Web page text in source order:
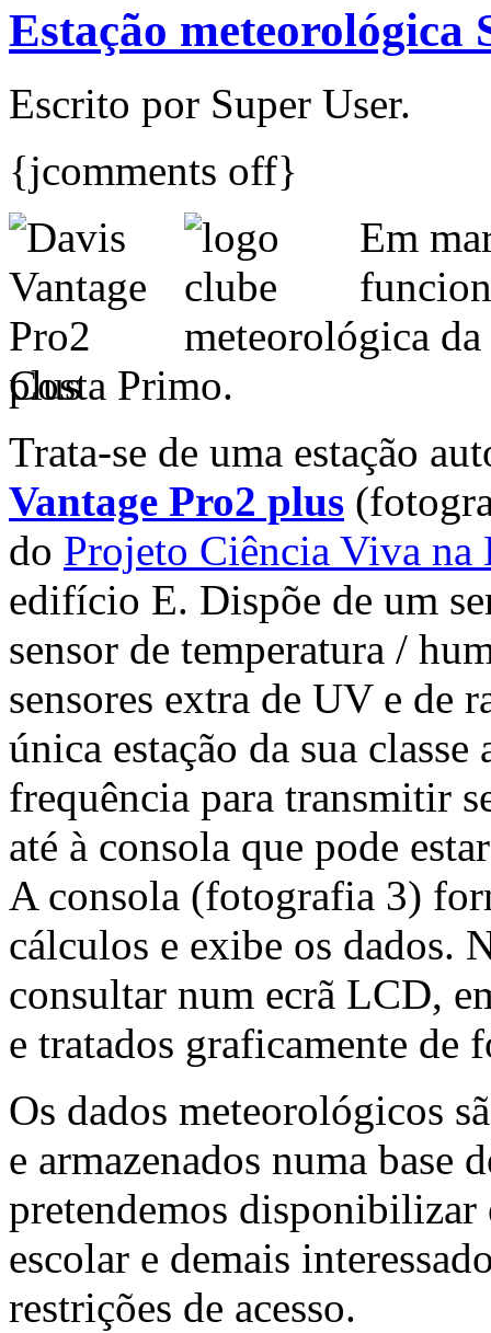
Estação meteorológica
Escrito por Super User.
{jcomments off}
Em
meteorológica da
Costa Primo.
Trata-se de uma estação
Vantage Pro2 plus
do Projeto Ciência Viva na
edifício E. Dispõe de um
sensor de temperatura /
sensores extra de UV e de
única estação da sua
frequência para transmitir
até à consola que pode
A consola (fotografia 3)
cálculos e exibe os dados.
consultar num ecrã LCD,
e tratados graficamente
Os dados meteorológicos
e armazenados numa base
pretendemos disponibilizar
escolar e demais
restrições de acesso.